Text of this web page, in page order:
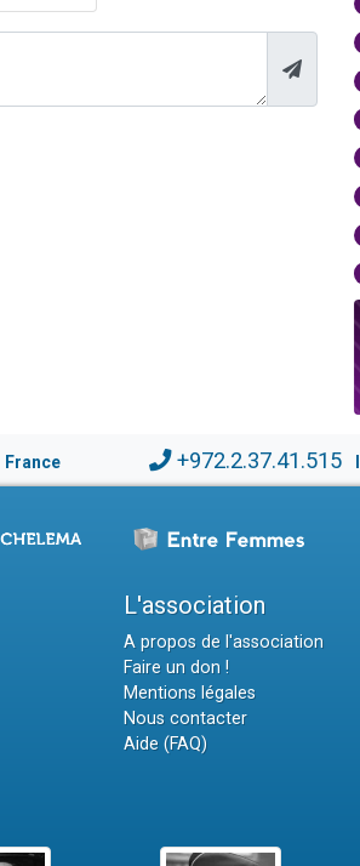
France +972.2.37.41.515
L'association
A propos de l'association
Faire un don !
Mentions légales
Nous contacter
Aide (FAQ)